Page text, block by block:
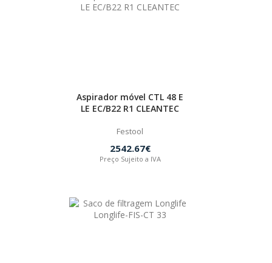
Aspirador móvel CTL 48 E
LE EC/B22 R1 CLEANTEC
Festool
2542.67€
Preço Sujeito a IVA